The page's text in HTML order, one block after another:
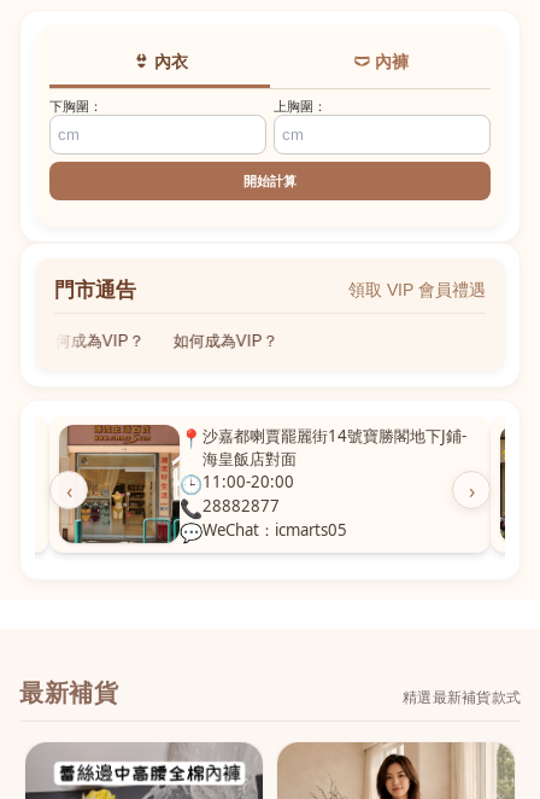
👙 內衣 🩲 內褲
下胸圍： 上胸圍：
開始計算
門市通告 領取 VIP 會員禮遇
如何成為VIP？ 如何成為VIP？
‹ ›
📍 沙嘉都喇賈罷麗街14號寶勝閣地下J鋪-
海皇飯店對面
🕒11:00-20:00
📞28882877
💬WeChat：icmarts05
最新補貨 精選最新補貨款式